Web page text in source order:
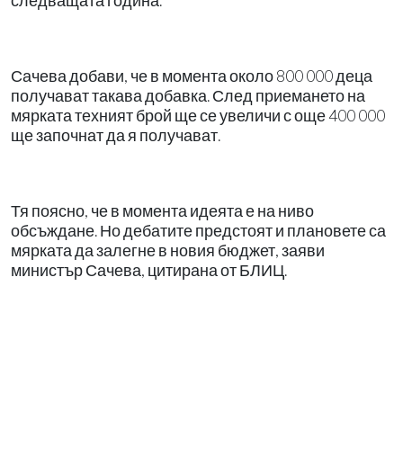
Сачева добави, че в момента около 800 000 деца
получават такава добавка. След приемането на
мярката техният брой ще се увеличи с още 400 000
ще започнат да я получават.
Тя поясно, че в момента идеята е на ниво
обсъждане. Но дебатите предстоят и плановете са
мярката да залегне в новия бюджет, заяви
министър Сачева, цитирана от БЛИЦ.